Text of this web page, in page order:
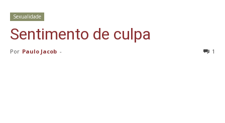
Sexualidade
Sentimento de culpa
Por Paulo Jacob - 1